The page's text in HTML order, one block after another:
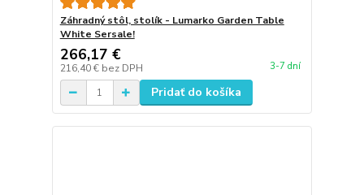
Záhradný stôl, stolík - Lumarko Garden Table
White Sersale!
266,17 €
216,40 € bez DPH 3-7 dní
Pridať do košíka